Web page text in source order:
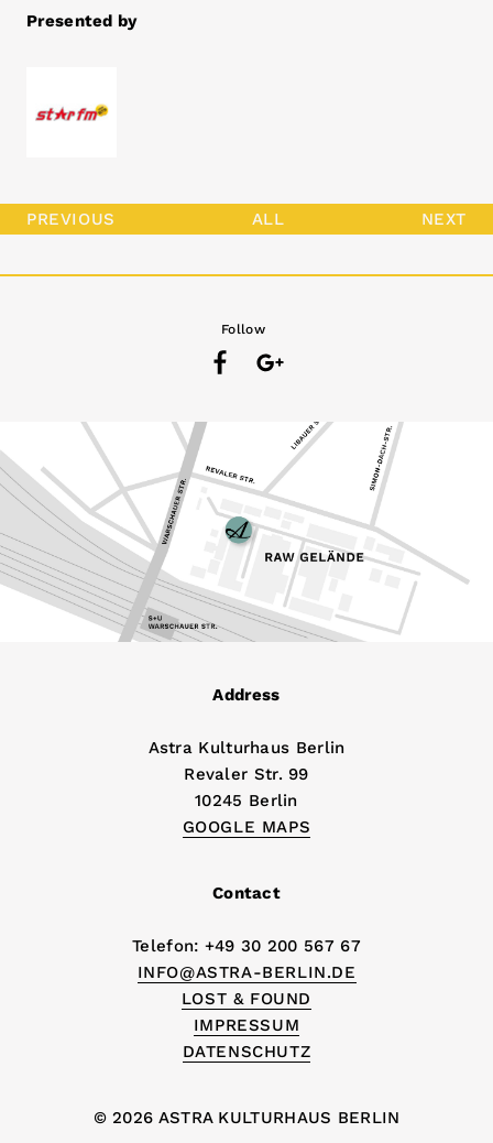
Presented by
PREVIOUS ALL NEXT
Follow
Address
Astra Kulturhaus Berlin
Revaler Str. 99
10245 Berlin
GOOGLE MAPS
Contact
Telefon: +49 30 200 567 67
INFO@ASTRA-BERLIN.DE
LOST & FOUND
IMPRESSUM
DATENSCHUTZ
© 2026 ASTRA KULTURHAUS BERLIN